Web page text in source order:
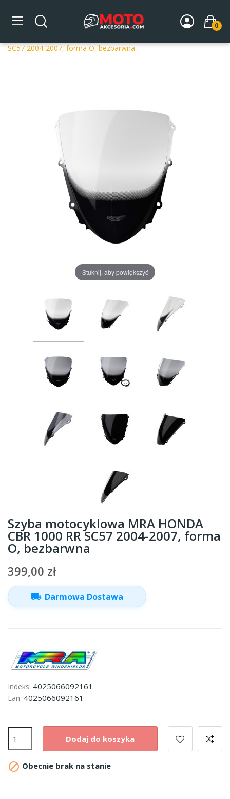
0
Strona główna DLA MOTOCYKLA Szyby
Szyby
SC57 2004-2007, forma O, bezbarwna
Stuknij, aby powiększyć
Szyba motocyklowa MRA HONDA
CBR 1000 RR SC57 2004-2007, forma
O, bezbarwna
399,00 zł
local_shipping Darmowa Dostawa
Indeks: 4025066092161
Ean: 4025066092161
Dodaj do koszyka
 Obecnie brak na stanie